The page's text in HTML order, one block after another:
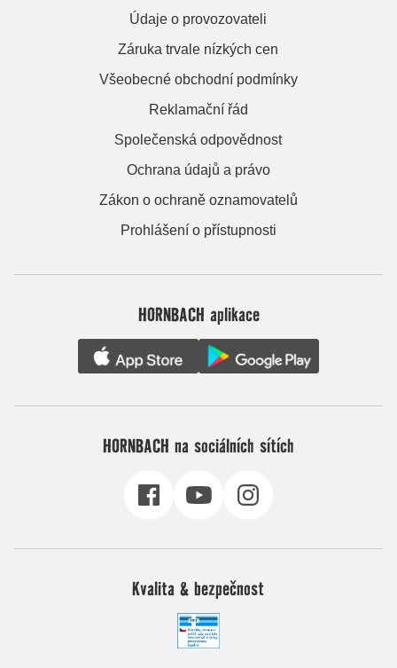
Údaje o provozovateli
Záruka trvale nízkých cen
Všeobecné obchodní podmínky
Reklamační řád
Společenská odpovědnost
Ochrana údajů a právo
Zákon o ochraně oznamovatelů
Prohlášení o přístupnosti
HORNBACH aplikace
HORNBACH na sociálních sítích
Kvalita & bezpečnost